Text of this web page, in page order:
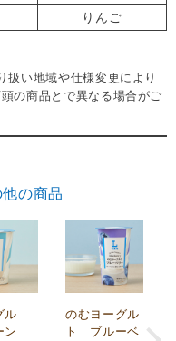
りんご
扱い地域や仕様変更により
の商品とで異なる場合がご
の商品
ル
ン
のむヨーグル
ト ブルーベ